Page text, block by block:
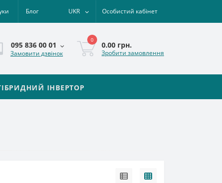
Блог UKR Особистий кабінет
095 836 00 01
Замовити дзвінок
0
0.00 грн.
Зробити замовлення
ІНВЕРТОР